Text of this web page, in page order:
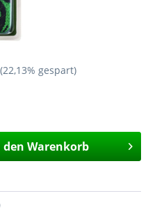
(22,13% gespart)
den Warenkorb